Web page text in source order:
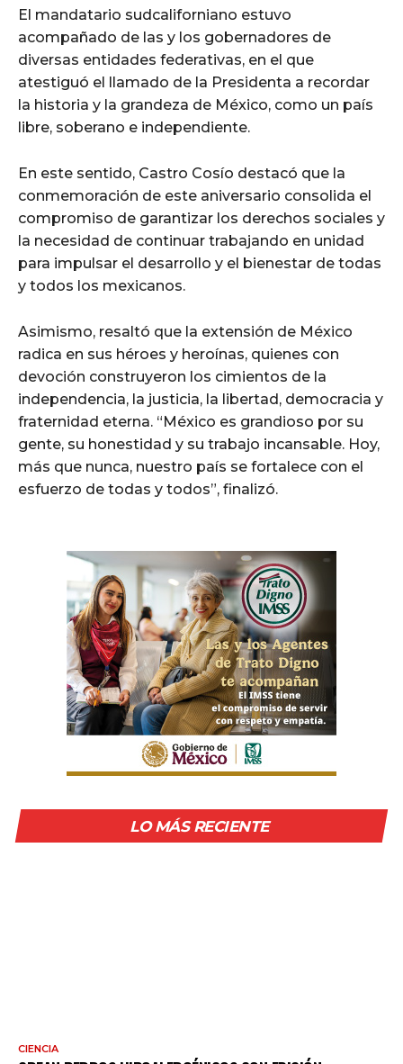
El mandatario sudcaliforniano estuvo
acompañado de las y los gobernadores de
diversas entidades federativas, en el que
atestiguó el llamado de la Presidenta a recordar
la historia y la grandeza de México, como un país
libre, soberano e independiente.
En este sentido, Castro Cosío destacó que la
conmemoración de este aniversario consolida el
compromiso de garantizar los derechos sociales y
la necesidad de continuar trabajando en unidad
para impulsar el desarrollo y el bienestar de todas
y todos los mexicanos.
Asimismo, resaltó que la extensión de México
radica en sus héroes y heroínas, quienes con
devoción construyeron los cimientos de la
independencia, la justicia, la libertad, democracia y
fraternidad eterna. “México es grandioso por su
gente, su honestidad y su trabajo incansable. Hoy,
más que nunca, nuestro país se fortalece con el
esfuerzo de todas y todos”, finalizó.
LO MÁS RECIENTE
CIENCIA